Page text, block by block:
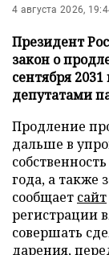
4 августа 2026,
Президент
закон о
сентября
депутатами
Продление
дальше в
года, а также
сообщает сайт
регистрации
совершать
дарения,